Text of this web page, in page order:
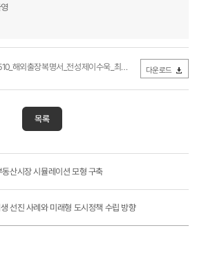
해외출장복명서_전성제이수욱_최종.pdf (0Byte / 다운로드
다운로드
목록
동산시장 시뮬레이션 모형 구축
선진 사례와 미래형 도시정책 수립 방향